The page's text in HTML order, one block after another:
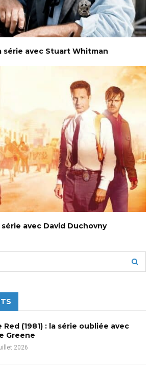
série avec Stuart Whitman
série avec David Duchovny
C
Red (1981) : la série oubliée avec
Greene
2026